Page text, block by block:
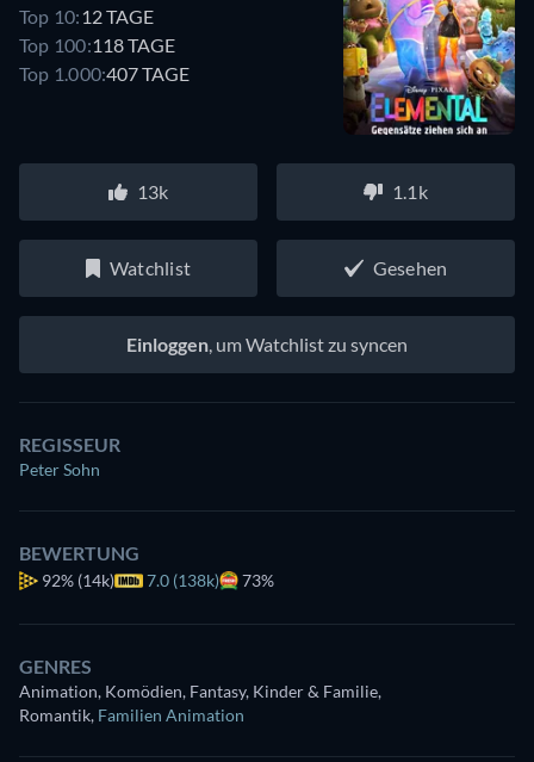
Top 10: 12 TAGE
Top 100:118 TAGE
Top 1.000:407 TAGE
13k 1.1k
Watchlist Gesehen
Einloggen, um Watchlist zu syncen
REGISSEUR
Peter Sohn
BEWERTUNG
92% (14k) 7.0 (138k) 73%
GENRES
Animation, Komödien, Fantasy, Kinder & Familie,
Romantik, Familien Animation